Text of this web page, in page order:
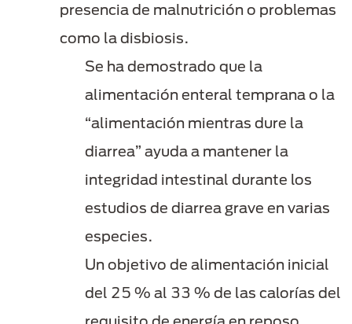
presencia de malnutrición o problemas
como la disbiosis.
Se ha demostrado que la
alimentación enteral temprana o la
“alimentación mientras dure la
diarrea” ayuda a mantener la
integridad intestinal durante los
estudios de diarrea grave en varias
especies.
Un objetivo de alimentación inicial
del 25 % al 33 % de las calorías del